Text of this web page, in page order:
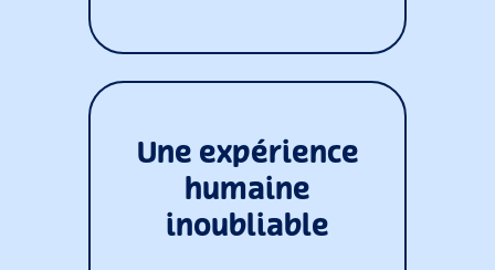
Une expérience
humaine
inoubliable